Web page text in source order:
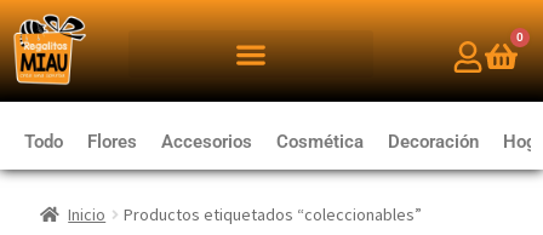
0
Todo Flores Accesorios Cosmética Decoración
Inicio Productos etiquetados “coleccionables”